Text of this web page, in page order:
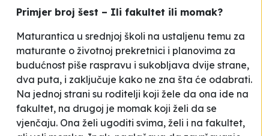
Primjer broj šest – Ili fakultet ili momak?
Maturantica u srednjoj školi na ustaljenu temu za
maturante o životnoj prekretnici i planovima za
budućnost piše raspravu i sukobljava dvije strane,
dva puta, i zaključuje kako ne zna šta će odabrati.
Na jednoj strani su roditelji koji žele da ona ide na
fakultet, na drugoj je momak koji želi da se
vjenčaju. Ona želi ugoditi svima, želi i na fakultet,